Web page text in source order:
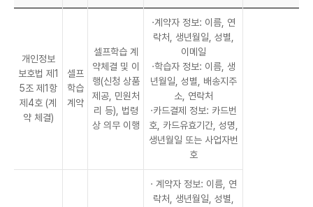
개인정보
보호법 제1
5조 제1항
제4호 (계
약 체결)
셀프
학습
계약
셀프학습 계
약체결 및 이
행(신청 상품
제공, 민원처
리 등), 법령
상 의무 이행
·계약자 정보: 이름, 연
락처, 생년월일, 성별,
이메일
·학습자 정보: 이름, 생
년월일, 성별, 배송지주
소, 연락처
·카드결제 정보: 카드번
호, 카드유효기간, 성명,
생년월일 또는 사업자번
호
· 계약자 정보: 이름, 연
락처, 생년월일, 성별,